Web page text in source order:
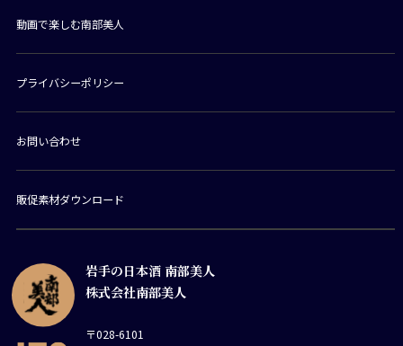
岩手の日本酒 南部美人
株式会社南部美人
〒028-6101
動画で楽しむ南部美人
プライバシーポリシー
お問い合わせ
販促素材ダウンロード